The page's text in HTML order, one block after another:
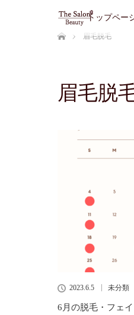
トップペー
ホーム
眉毛脱毛
眉毛脱
2023.6.5 未分類
6月の脱毛・フェ